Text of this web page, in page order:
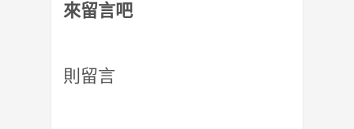
來留言吧
則留言